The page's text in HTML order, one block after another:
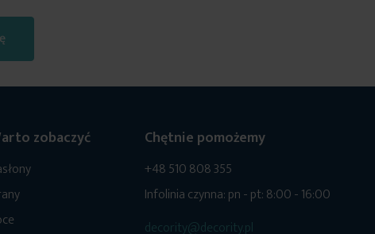
zobaczyć Chętnie pomożemy
+48 510 808 355
Infolinia czynna: pn - pt: 8:00 - 16:00
decority@decority.pl